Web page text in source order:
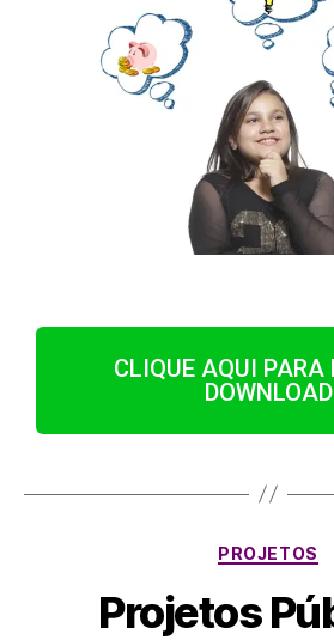
CLIQUE AQUI PARA
DOWNLOAD
PROJETOS
Projetos